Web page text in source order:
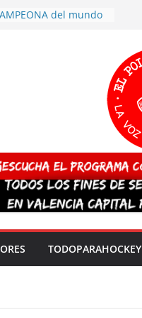
del mundo
TRICV 2025-2026
arrasa en el
de España sub20
TODOPARAHOCKEY